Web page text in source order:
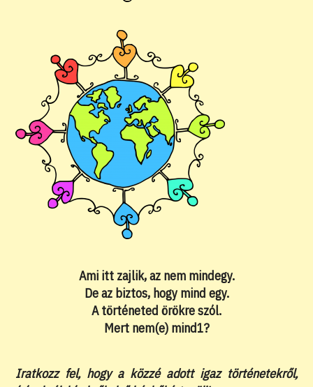
Ami itt zajlik, az nem mindegy.
De az biztos, hogy mind egy.
A történeted örökre szól.
Mert nem(e) mind1?
Iratkozz fel, hogy a közzé adott igaz történetekről,